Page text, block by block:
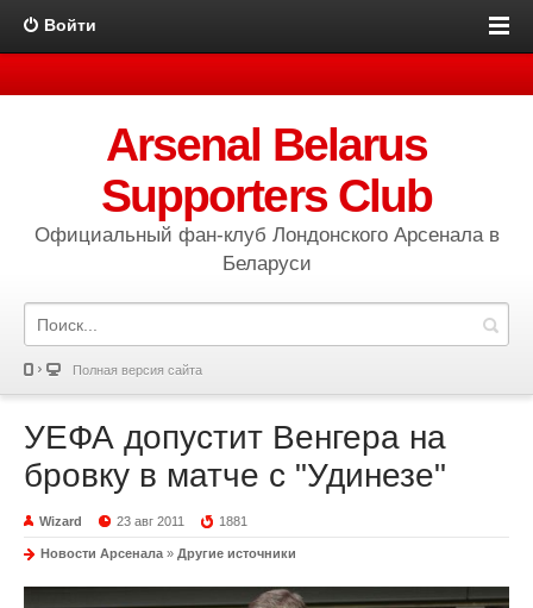
Войти
Arsenal Belarus
Supporters Club
Официальный фан-клуб Лондонского Арсенала в
Беларуси
Полная версия сайта
УЕФА допустит Венгера на
бровку в матче с "Удинезе"
Wizard 23 авг 2011 1881
Новости Арсенала » Другие источники